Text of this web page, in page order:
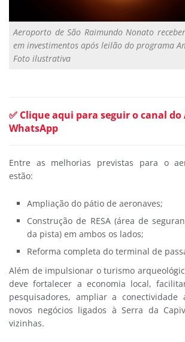
Aeroporto de São Raimundo Nonato
em investimentos após leilão do programa
Foto ilustrativa
✅ Clique aqui para seguir o canal do
WhatsApp
Entre as melhorias previstas para o
estão:
Ampliação do pátio de aeronaves;
Construção de RESA (área de
da pista) em ambos os lados;
Reforma completa do terminal de
Além de impulsionar o turismo
deve fortalecer a economia local,
pesquisadores, ampliar a conectividade
novos negócios ligados à Serra da
vizinhas.